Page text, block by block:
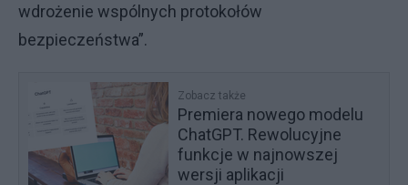
wdrożenie wspólnych protokołów
bezpieczeństwa”.
Zobacz także
Premiera nowego modelu
ChatGPT. Rewolucyjne
funkcje w najnowszej
wersji aplikacji